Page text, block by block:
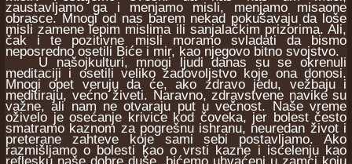
zaustavljamo ga i menjamo misli, menjamo misaone
obrasce. Mnogi od nas barem nekad pokušavaju da loše
misli zamene lepim mislima ili sanjalačkim prizorima. Ali,
čak i te pozitivne misli moramo svladati da bismo
neposredno osetili Biće i mir, kao njegovo bitno svojstvo.
U našojkulturi, mnogi ljudi danas su se okrenuli
meditaciji i osetili veliko zadovoljstvo koje ona donosi.
Mnogi opet veruju da će, ako zdravo jedu, vežbaju i
meditiraju, većno živeti. Naravno, zdravstvene navike su
važne, ali nam ne otvaraju put u večnost. Naše vreme
oživelo je osećanje krivice kod čoveka, jer bolest često
smatramo kaznom za pogrešnu ishranu, neuredan život i
preterane zahteve koje sami sebi postavljamo. Ako
razmišljamo o bolesti kao o vrsti kazne i iscelenju kao
reflesku naše dobre duše, bićemo uhvaćeni u zamci koju